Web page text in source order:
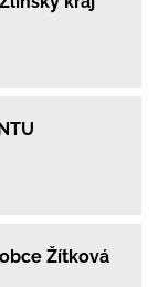
Žítková